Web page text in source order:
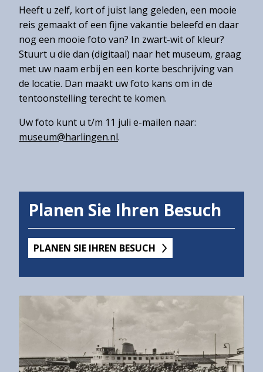
Heeft u zelf, kort of juist lang geleden, een mooie
reis gemaakt of een fijne vakantie beleefd en daar
nog een mooie foto van? In zwart-wit of kleur?
Stuurt u die dan (digitaal) naar het museum, graag
met uw naam erbij en een korte beschrijving van
de locatie. Dan maakt uw foto kans om in de
tentoonstelling terecht te komen.
Uw foto kunt u t/m 11 juli e-mailen naar:
museum@harlingen.nl.
Planen Sie Ihren Besuch
PLANEN SIE IHREN BESUCH
Over
het
Hannemahuis
Privacystatement